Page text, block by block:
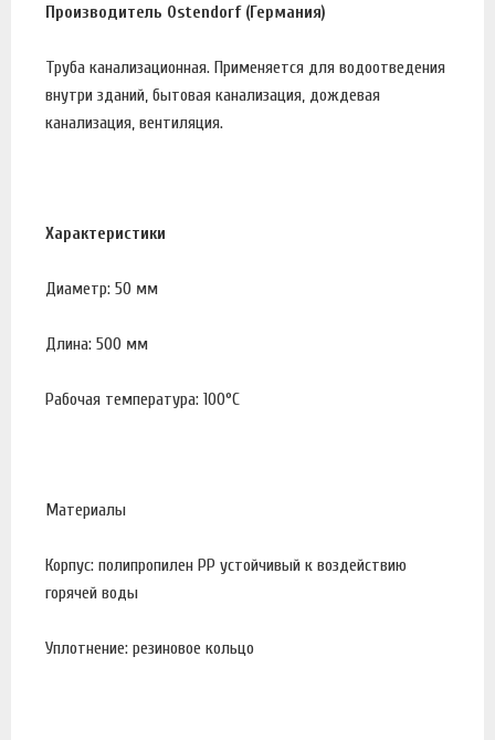
Производитель Ostendorf (Германия)
Труба канализационная. Применяется для водоотведения
внутри зданий, бытовая канализация, дождевая
канализация, вентиляция.
Характеристики
Диаметр: 50 мм
Длина: 500 мм
Рабочая температура: 100°С
Материалы
Корпус: полипропилен PP устойчивый к воздействию
горячей воды
Уплотнение: резиновое кольцо